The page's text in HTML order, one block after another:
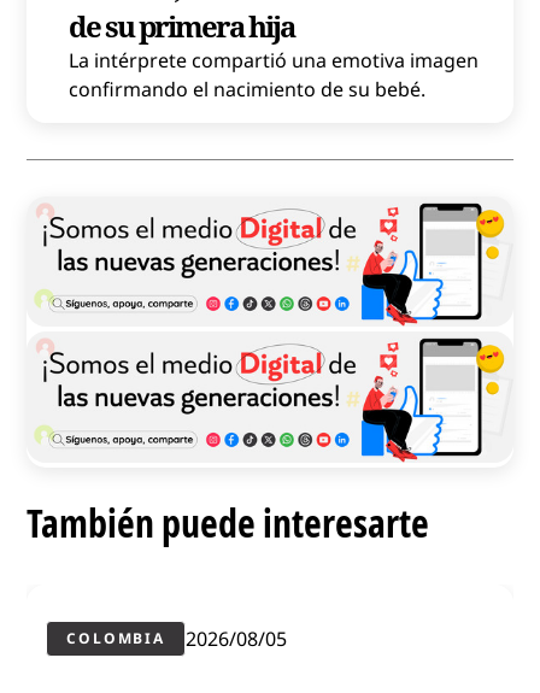
de su primera hija
La intérprete compartió una emotiva imagen
confirmando el nacimiento de su bebé.
También puede interesarte
COLOMBIA 2026/08/05